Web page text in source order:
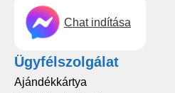
Chat indítása
Ügyfélszolgálat
Ajándékkártya